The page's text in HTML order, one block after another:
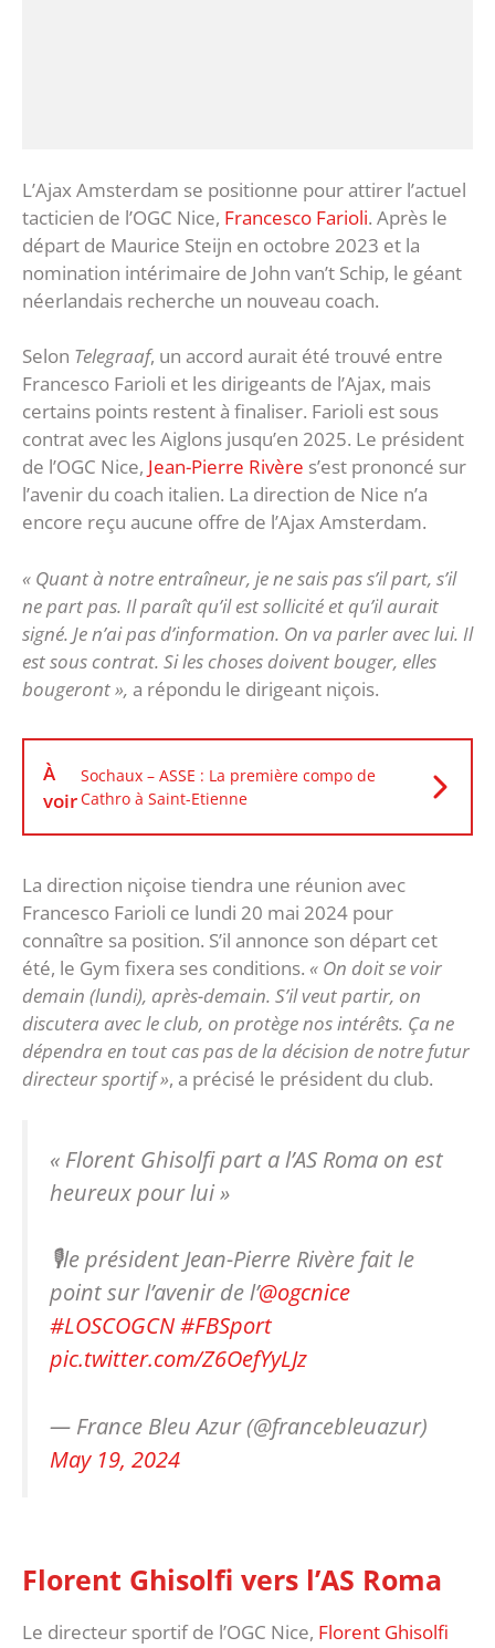
L’Ajax Amsterdam se positionne pour attirer l’actuel
tacticien de l’OGC Nice, Francesco Farioli. Après le
départ de Maurice Steijn en octobre 2023 et la
nomination intérimaire de John van’t Schip, le géant
néerlandais recherche un nouveau coach.
Selon Telegraaf, un accord aurait été trouvé entre
Francesco Farioli et les dirigeants de l’Ajax, mais
certains points restent à finaliser. Farioli est sous
contrat avec les Aiglons jusqu’en 2025. Le président
de l’OGC Nice, Jean-Pierre Rivère s’est prononcé sur
l’avenir du coach italien. La direction de Nice n’a
encore reçu aucune offre de l’Ajax Amsterdam.
« Quant à notre entraîneur, je ne sais pas s’il part, s’il
ne part pas. Il paraît qu’il est sollicité et qu’il aurait
signé. Je n’ai pas d’information. On va parler avec lui. Il
est sous contrat. Si les choses doivent bouger, elles
bougeront », a répondu le dirigeant niçois.
À
voir
Sochaux – ASSE : La première compo de
Cathro à Saint-Etienne
La direction niçoise tiendra une réunion avec
Francesco Farioli ce lundi 20 mai 2024 pour
connaître sa position. S’il annonce son départ cet
été, le Gym fixera ses conditions. « On doit se voir
demain (lundi), après-demain. S’il veut partir, on
discutera avec le club, on protège nos intérêts. Ça ne
dépendra en tout cas pas de la décision de notre futur
directeur sportif », a précisé le président du club.
« Florent Ghisolfi part a l’AS Roma on est
heureux pour lui »
🎙️le président Jean-Pierre Rivère fait le
point sur l’avenir de l’@ogcnice
#LOSCOGCN#FBSport
pic.twitter.com/Z6OefYyLJz
— France Bleu Azur (@francebleuazur)
May 19, 2024
Florent Ghisolfi vers l’AS Roma
Le directeur sportif de l’OGC Nice, Florent Ghisolfi